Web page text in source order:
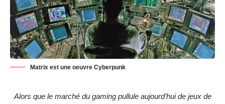
Matrix est une oeuvre Cyberpunk
Alors que le marché du gaming pullule aujourd’hui de jeux de